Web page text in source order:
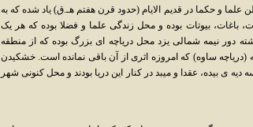
علما و حکما در قدیم الایام (حدود قرن هفتم هـ.ق) یاد شده که به
باغات، بیوتات بوده و محل زندگی علما و فضلا بوده که هر یک
دور نیمه شمالی یزد محل دریاچه ای بزرگ بوده که از منطقه
ساوه) که امروزه اثری از آن باقی نمانده است. خشکیدن
دیه ی بیده، عقدا و میبد در کنار این دریا بودند و محل کنونی شهر